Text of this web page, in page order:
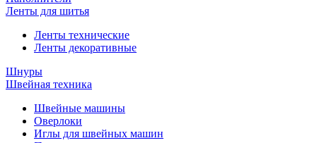
Ленты для шитья
Ленты технические
Ленты декоративные
Шнуры
Швейная техника
Швейные машины
Оверлоки
Иглы для швейных машин